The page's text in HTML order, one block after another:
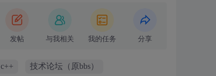
发帖 与我相关 我的任务 分享
c++ 技术论坛（原bbs）